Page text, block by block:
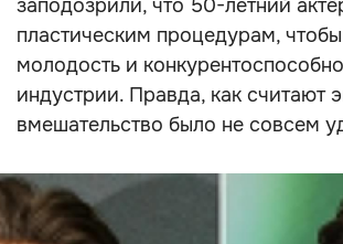
заподозрили, что 50-летний
пластическим процедурам,
молодость и
индустрии. Правда, как считают
вмешательство было не совсем